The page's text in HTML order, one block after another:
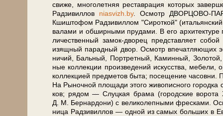
сви­же, мно­го­лет­няя ре­став­ра­ция ко­то­рых
Рад­зи­вил­лов niasvizh.by. Осмотр ДВОРЦОВО-
Кшишто­фом Рад­зи­вил­лом "Си­рот­кой"
ва­ла­ми и об­шир­ны­ми пру­да­ми. В его
ли­чест­вен­ный замок-дворец пред­став­ля­ет
изящ­ный па­рад­ный двор. Осмотр впе­чат­ляю­щих
ни­чий, Баль­ный, Порт­рет­ный, Ка­мин­ный,
ные кол­лек­ции про­из­ве­де­ний ис­кус­ства,
кол­лек­ци­ей пред­ме­тов бы­та; посещение
На Рыночной пло­ща­ди это­го жи­во­пис­но­го
ков; ря­дом — Слуц­кая бра­ма (го­род­ские
Д. М. Бер­нар­до­ни) с ве­ли­ко­леп­ны­ми фрес­ка­ми.
ни­ца Рад­зи­вил­лов — одной из са­мых боль­ших в